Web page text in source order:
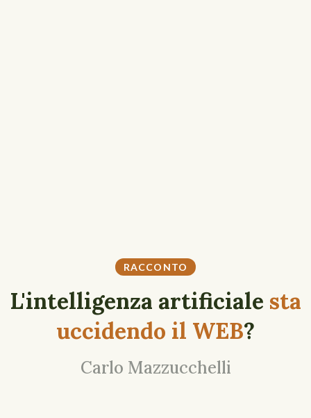
RACCONTO
L'intelligenza artificiale sta
uccidendo il WEB?
Carlo Mazzucchelli